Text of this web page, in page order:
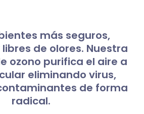
más seguros,
de olores. Nuestra
ozono purifica el aire a
eliminando virus,
de forma
radical.